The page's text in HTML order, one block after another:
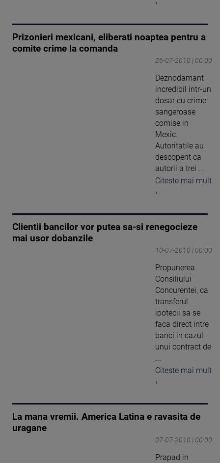
›
Prizonieri mexicani, eliberati noaptea pentru a
comite crime la comanda
26-07-2010 | 00:00
Deznodamant
incredibil intr-un
dosar cu crime
sangeroase
comise in
Mexic.
Autoritatile au
descoperit ca
autorii a trei ...
Citeste mai mult
›
Clientii bancilor vor putea sa-si renegocieze
mai usor dobanzile
10-07-2010 | 00:00
Propunerea
Consiliului
Concurentei, ca
transferul
ipotecii sa se
faca direct intre
banci in cazul
unui contract de
...
Citeste mai mult
›
La mana vremii. America Latina e ravasita de
uragane
07-07-2010 | 00:00
Prapad in